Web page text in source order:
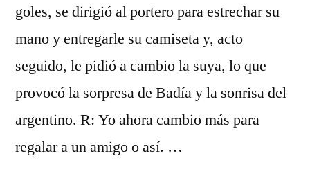
goles, se dirigió al portero para estrechar su
mano y entregarle su camiseta y, acto
seguido, le pidió a cambio la suya, lo que
provocó la sorpresa de Badía y la sonrisa del
argentino. R: Yo ahora cambio más para
regalar a un amigo o así. …